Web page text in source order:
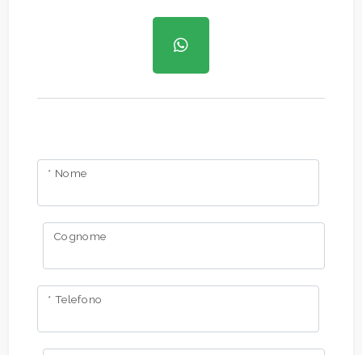
* Nome
Cognome
* Telefono